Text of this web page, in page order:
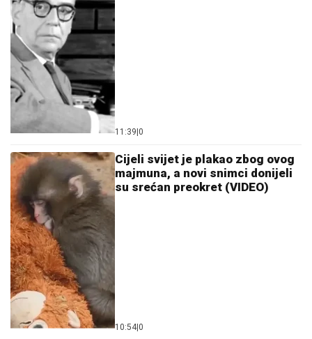
11:39 0
Cijeli svijet je plakao zbog ovog
majmuna, a novi snimci donijeli
su srećan preokret (VIDEO)
10:54 0